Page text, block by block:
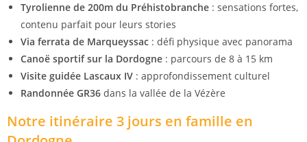
Tyrolienne de 200m du Préhistobranche : sensations fortes,
contenu parfait pour leurs stories
Via ferrata de Marqueyssac : défi physique avec panorama
Canoë sportif sur la Dordogne : parcours de 8 à 15 km
Visite guidée Lascaux IV : approfondissement culturel
Randonnée GR36 dans la vallée de la Vézère
Notre itinéraire 3 jours en famille en